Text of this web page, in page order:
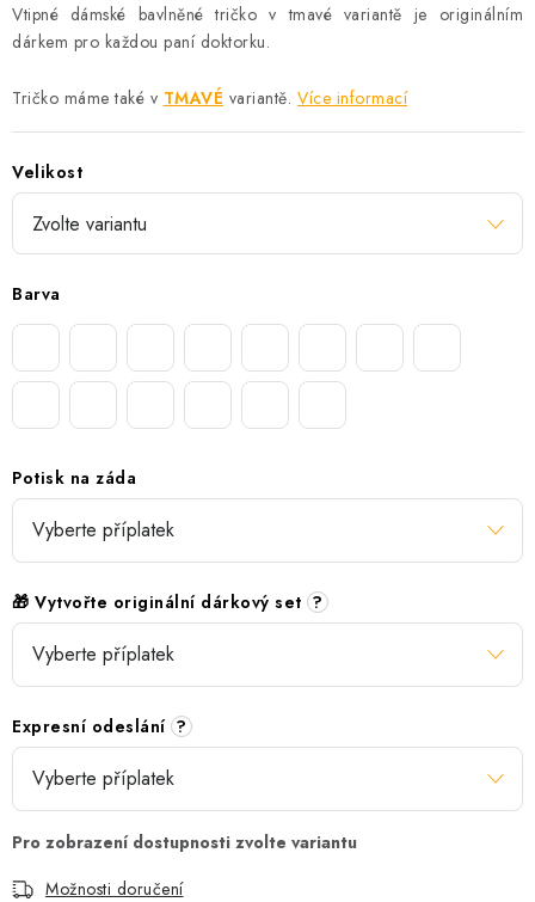
Vtipné dámské bavlněné tričko v tmavé variantě je originálním
dárkem pro každou paní doktorku.
Tričko máme také v TMAVÉ variantě. Více informací
Velikost
Barva
Potisk na záda
🎁 Vytvořte originální dárkový set ?
Expresní odeslání ?
Možnosti doručení